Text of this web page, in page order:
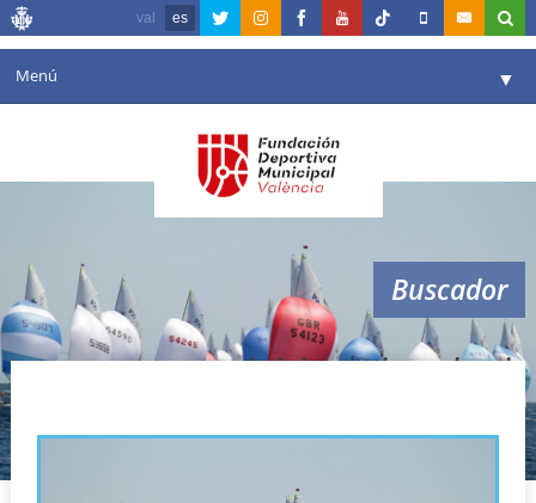
val es
Menú ▼
Agenda
Comunicación ▼
Valencia en deporte ▼
Buscador
real club nautico valencia